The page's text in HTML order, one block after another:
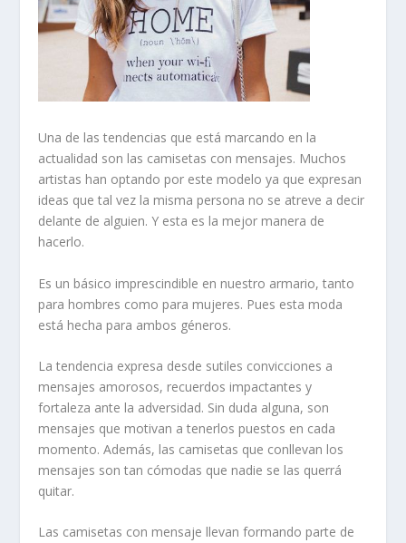
Una de las tendencias que está marcando en la
actualidad son las camisetas con mensajes. Muchos
artistas han optando por este modelo ya que expresan
ideas que tal vez la misma persona no se atreve a decir
delante de alguien. Y esta es la mejor manera de
hacerlo.
Es un básico imprescindible en nuestro armario, tanto
para hombres como para mujeres. Pues esta moda
está hecha para ambos géneros.
La tendencia expresa desde sutiles convicciones a
mensajes amorosos, recuerdos impactantes y
fortaleza ante la adversidad. Sin duda alguna, son
mensajes que motivan a tenerlos puestos en cada
momento. Además, las camisetas que conllevan los
mensajes son tan cómodas que nadie se las querrá
quitar.
Las camisetas con mensaje llevan formando parte de